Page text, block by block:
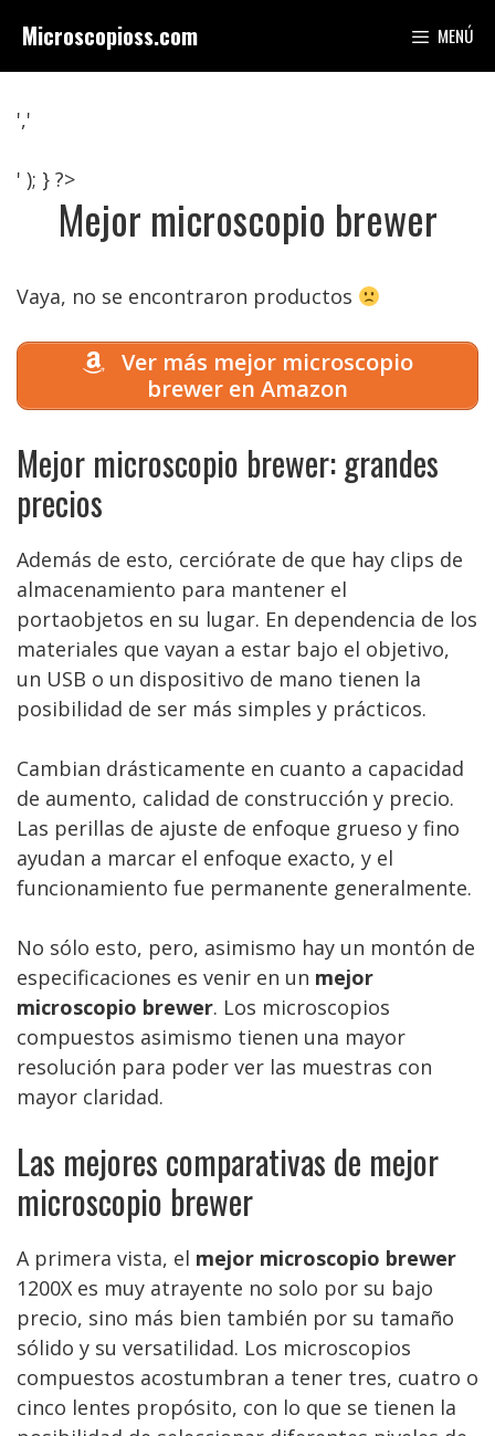
contenido
Microscopioss.com MENÚ
','
' ); } ?>
Mejor microscopio brewer
Vaya, no se encontraron productos
Ver más mejor microscopio
brewer en Amazon
Mejor microscopio brewer: grandes
precios
Además de esto, cerciórate de que hay clips de
almacenamiento para mantener el
portaobjetos en su lugar. En dependencia de los
materiales que vayan a estar bajo el objetivo,
un USB o un dispositivo de mano tienen la
posibilidad de ser más simples y prácticos.
Cambian drásticamente en cuanto a capacidad
de aumento, calidad de construcción y precio.
Las perillas de ajuste de enfoque grueso y fino
ayudan a marcar el enfoque exacto, y el
funcionamiento fue permanente generalmente.
No sólo esto, pero, asimismo hay un montón de
especificaciones es venir en un mejor
microscopio brewer. Los microscopios
compuestos asimismo tienen una mayor
resolución para poder ver las muestras con
mayor claridad.
Las mejores comparativas de mejor
microscopio brewer
A primera vista, el mejor microscopio brewer
1200X es muy atrayente no solo por su bajo
precio, sino más bien también por su tamaño
sólido y su versatilidad. Los microscopios
compuestos acostumbran a tener tres, cuatro o
cinco lentes propósito, con lo que se tienen la